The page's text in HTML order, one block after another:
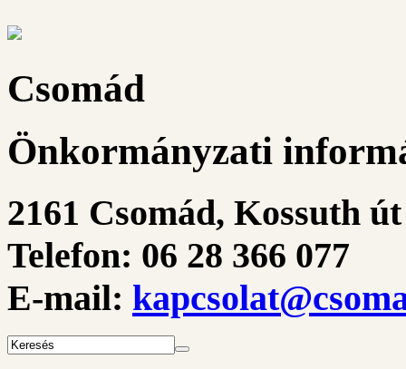
Csomád
Önkormányzati
2161 Csomád, Kossuth
Telefon: 06 28 366 077
E-mail: